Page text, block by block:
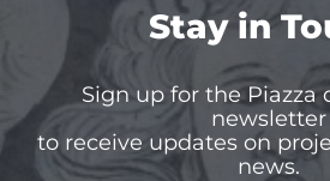
Stay in
Sign up for the Piazza
newsletter
to receive updates on
news.